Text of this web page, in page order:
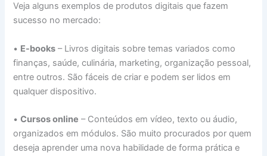
Veja alguns exemplos de produtos digitais que fazem
sucesso no mercado:
• E-books – Livros digitais sobre temas variados como
finanças, saúde, culinária, marketing, organização pessoal,
entre outros. São fáceis de criar e podem ser lidos em
qualquer dispositivo.
•Cursos online – Conteúdos em vídeo, texto ou áudio,
organizados em módulos. São muito procurados por quem
deseja aprender uma nova habilidade de forma prática e